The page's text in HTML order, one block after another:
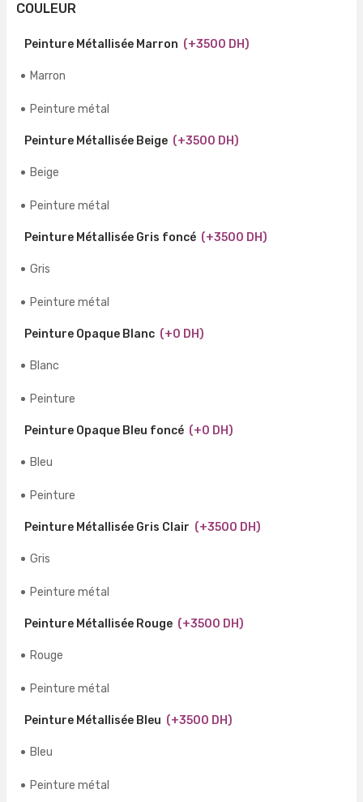
COULEUR
Peinture Métallisée Marron (+3500 DH)
Marron
Peinture métal
Peinture Métallisée Beige (+3500 DH)
Beige
Peinture métal
Peinture Métallisée Gris foncé (+3500 DH)
Gris
Peinture métal
Peinture Opaque Blanc (+0 DH)
Blanc
Peinture
Peinture Opaque Bleu foncé (+0 DH)
Bleu
Peinture
Peinture Métallisée Gris Clair (+3500 DH)
Gris
Peinture métal
Peinture Métallisée Rouge (+3500 DH)
Rouge
Peinture métal
Peinture Métallisée Bleu (+3500 DH)
Bleu
Peinture métal